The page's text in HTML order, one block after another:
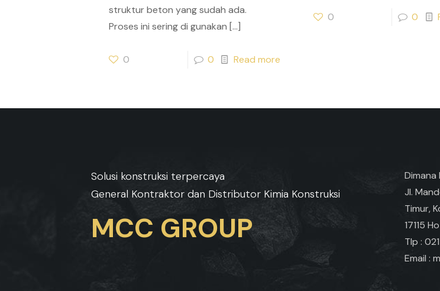
struktur beton yang sudah ada.
Proses ini sering di gunakan […]
0 0 Read more
0 0
Solusi konstruksi terpercaya
General Kontraktor dan Distributor Kimia Konstruksi
MCC GROUP
Dimana
Jl.
Timur,
17115
Tlp :
Email :